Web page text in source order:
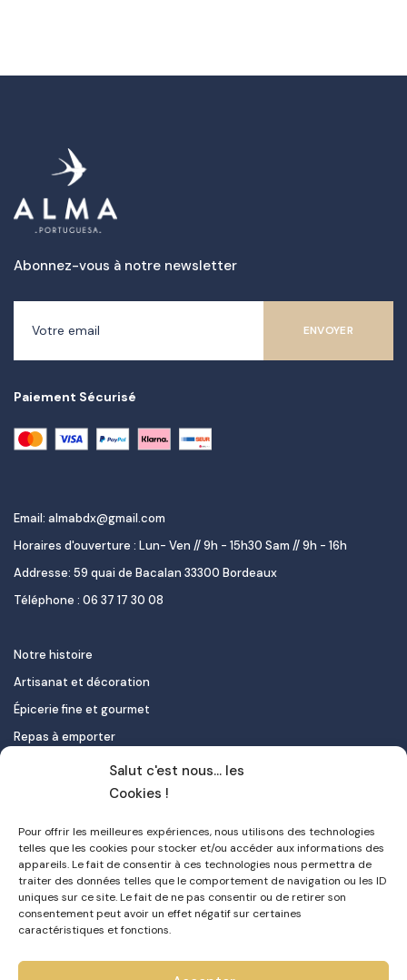
Salut c'est nous... les
Cookies !
Pour offrir les meilleures expériences, nous utilisons des technologies
telles que les cookies pour stocker et/ou accéder aux informations des
appareils. Le fait de consentir à ces technologies nous permettra de
traiter des données telles que le comportement de navigation ou les ID
uniques sur ce site. Le fait de ne pas consentir ou de retirer son
consentement peut avoir un effet négatif sur certaines
caractéristiques et fonctions.
Abonnez-vous à notre newsletter
Paiement Sécurisé
Email: almabdx@gmail.com
Horaires d'ouverture : Lun- Ven // 9h - 15h30 Sam // 9h - 16h
Addresse: 59 quai de Bacalan 33300 Bordeaux
Téléphone : 06 37 17 30 08
Notre histoire
Artisanat et décoration
Épicerie fine et gourmet
Repas à emporter
Le pastel de nata
Contact
Mon compte
FAQ
Livraison